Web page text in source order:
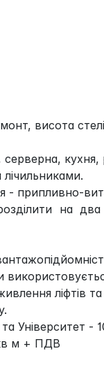
висота
кухня,
- припливно-
на
ліфтів та
Університет -
м + ПДВ